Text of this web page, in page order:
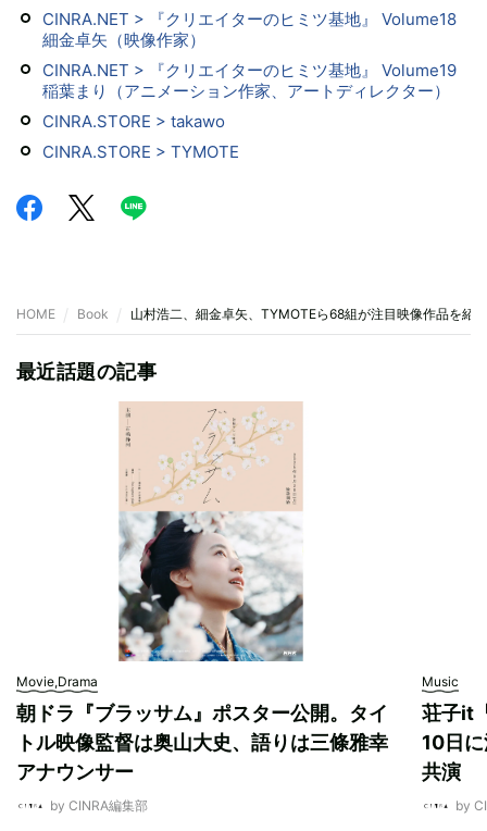
CINRA.NET > 『クリエイターのヒミツ基地』 Volume18
細金卓矢（映像作家）
CINRA.NET > 『クリエイターのヒミツ基地』 Volume19
稲葉まり（アニメーション作家、アートディレクター）
CINRA.STORE > takawo
CINRA.STORE > TYMOTE
HOME Book 山村浩二、細金卓矢、TYMOTEら68組が注目映像作品を紹
最近話題の記事
Movie,Drama
朝ドラ『ブラッサム』ポスター公開。タイ
トル映像監督は奥山大史、語りは三條雅幸
アナウンサー
by CINRA編集部
Music
荘子it
10日
共演
by